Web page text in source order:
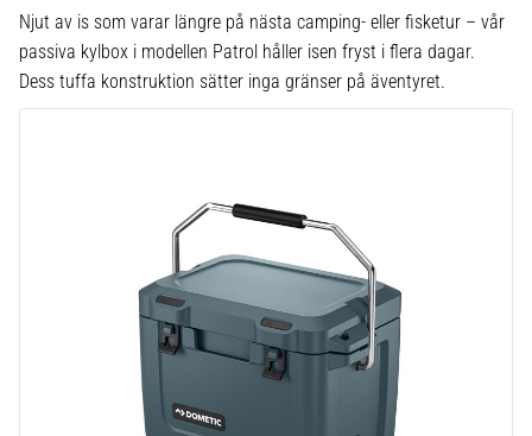
Njut av is som varar längre på nästa camping- eller fisketur – vår
passiva kylbox i modellen Patrol håller isen fryst i flera dagar.
Dess tuffa konstruktion sätter inga gränser på äventyret.